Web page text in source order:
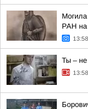
РАН на
13:58
Ты – не
13:58